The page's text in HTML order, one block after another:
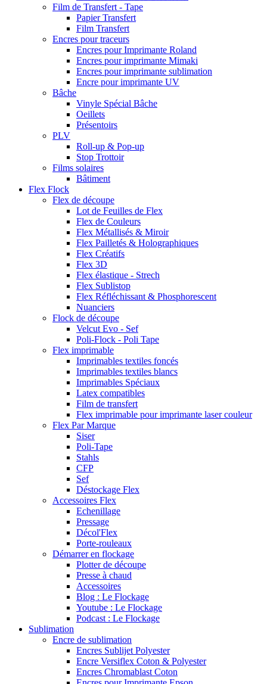
Film de Transfert - Tape
Papier Transfert
Film Transfert
Encres pour traceurs
Encres pour Imprimante Roland
Encres pour imprimante Mimaki
Encres pour imprimante sublimation
Encre pour imprimante UV
Bâche
Vinyle Spécial Bâche
Oeillets
Présentoirs
PLV
Roll-up & Pop-up
Stop Trottoir
Films solaires
Bâtiment
Flex Flock
Flex de découpe
Lot de Feuilles de Flex
Flex de Couleurs
Flex Métallisés & Miroir
Flex Pailletés & Holographiques
Flex Créatifs
Flex 3D
Flex élastique - Strech
Flex Sublistop
Flex Réfléchissant & Phosphorescent
Nuanciers
Flock de découpe
Velcut Evo - Sef
Poli-Flock - Poli Tape
Flex imprimable
Imprimables textiles foncés
Imprimables textiles blancs
Imprimables Spéciaux
Latex compatibles
Film de transfert
Flex imprimable pour imprimante laser couleur
Flex Par Marque
Siser
Poli-Tape
Stahls
CFP
Sef
Déstockage Flex
Accessoires Flex
Echenillage
Pressage
Décol'Flex
Porte-rouleaux
Démarrer en flockage
Plotter de découpe
Presse à chaud
Accessoires
Blog : Le Flockage
Youtube : Le Flockage
Podcast : Le Flockage
Sublimation
Encre de sublimation
Encres Sublijet Polyester
Encre Versiflex Coton & Polyester
Encres Chromablast Coton